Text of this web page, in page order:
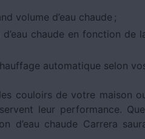
volume d’eau chaude ;
chaude en fonction de
automatique selon
couloirs de votre maison
leur performance.
d’eau chaude Carrera